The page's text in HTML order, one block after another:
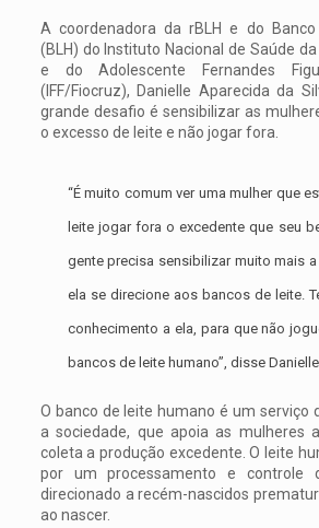
A coordenadora da rBLH e do
(BLH) do Instituto Nacional de Saúde
e do Adolescente Fernandes
(IFF/Fiocruz), Danielle Aparecida da
grande desafio é sensibilizar as
o excesso de leite e não jogar fora.
“É muito comum ver uma mulher que
leite jogar fora o excedente que seu
gente precisa sensibilizar muito mais
ela se direcione aos bancos de leite.
conhecimento a ela, para que não
bancos de leite humano”, disse
O banco de leite humano é um serviço
a sociedade, que apoia as mulheres
coleta a produção excedente. O leite
por um processamento e controle
direcionado a recém-nascidos
ao nascer.